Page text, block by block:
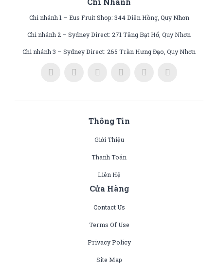
Chi nhánh 1 – Eus Fruit Shop: 344 Diên Hồng, Quy Nhơn
Chi nhánh 2 – Sydney Direct: 271 Tăng Bạt Hổ, Quy Nhơn
Chi nhánh 3 – Sydney Direct: 265 Trần Hưng Đạo, Quy Nhơn
Thông Tin
Giới Thiệu
Thanh Toán
Liên Hệ
Cửa Hàng
Contact Us
Terms Of Use
Privacy Policy
Site Map